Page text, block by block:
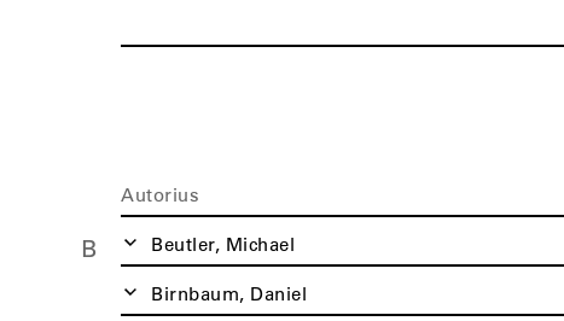
Autorius
B Beutler, Michael
Birnbaum, Daniel